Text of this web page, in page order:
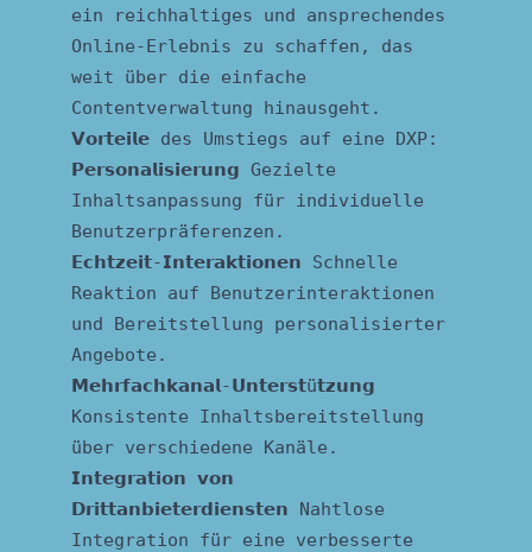
ein reichhaltiges und ansprechendes
Online-Erlebnis zu schaffen, das
weit über die einfache
Contentverwaltung hinausgeht.
𝗩𝗼𝗿𝘁𝗲𝗶𝗹𝗲 des Umstiegs auf eine DXP:
𝗣𝗲𝗿𝘀𝗼𝗻𝗮𝗹𝗶𝘀𝗶𝗲𝗿𝘂𝗻𝗴 Gezielte
Inhaltsanpassung für individuelle
Benutzerpräferenzen.
𝗘𝗰𝗵𝘁𝘇𝗲𝗶𝘁-𝗜𝗻𝘁𝗲𝗿𝗮𝗸𝘁𝗶𝗼𝗻𝗲𝗻 Schnelle
Reaktion auf Benutzerinteraktionen
und Bereitstellung personalisierter
Angebote.
𝗠𝗲𝗵𝗿𝗳𝗮𝗰𝗵𝗸𝗮𝗻𝗮𝗹-𝗨𝗻𝘁𝗲𝗿𝘀𝘁ü𝘁𝘇𝘂𝗻𝗴
Konsistente Inhaltsbereitstellung
über verschiedene Kanäle.
𝗜𝗻𝘁𝗲𝗴𝗿𝗮𝘁𝗶𝗼𝗻 𝘃𝗼𝗻
𝗗𝗿𝗶𝘁𝘁𝗮𝗻𝗯𝗶𝗲𝘁𝗲𝗿𝗱𝗶𝗲𝗻𝘀𝘁𝗲𝗻 Nahtlose
Integration für eine verbesserte